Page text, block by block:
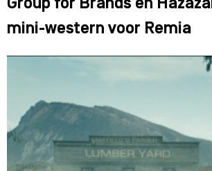
Group for Brands en
mini-western voor Remia